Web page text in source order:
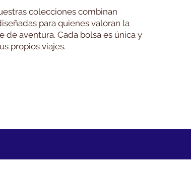
colecciones combinan
para quienes valoran la
aventura. Cada bolsa es única y
propios viajes.